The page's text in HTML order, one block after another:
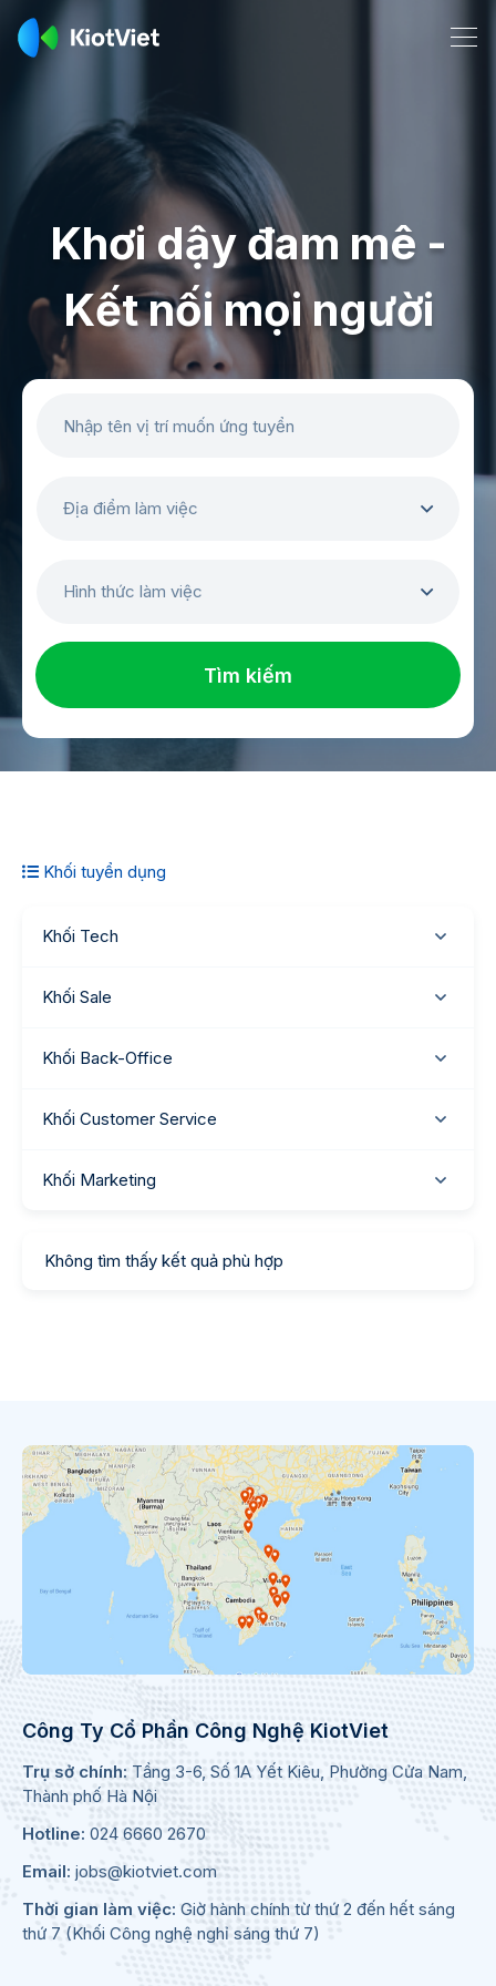
Khơi dậy đam mê -
Kết nối mọi người
Địa điểm làm việc
Hình thức làm việc
Tìm kiếm
Khối tuyển dụng
Khối Tech
Khối Sale
Khối Back-Office
Khối Customer Service
Khối Marketing
Không tìm thấy kết quả phù hợp
Công Ty Cổ Phần Công Nghệ KiotViet
Trụ sở chính: Tầng 3-6, Số 1A Yết Kiêu, Phường Cửa Nam,
Thành phố Hà Nội
Hotline: 024 6660 2670
Email: jobs@kiotviet.com
Thời gian làm việc: Giờ hành chính từ thứ 2 đến hết sáng
thứ 7 (Khối Công nghệ nghỉ sáng thứ 7)